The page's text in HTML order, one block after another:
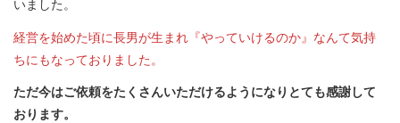
いました。
経営を始めた頃に長男が生まれ『やっていけるのか』なんて気持
ちにもなっておりました。
ただ今はご依頼をたくさんいただけるようになりとても感謝して
おります。